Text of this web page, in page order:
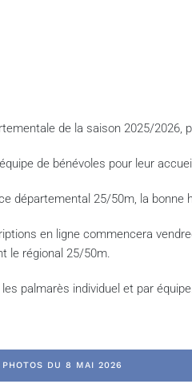
de la saison 2025/
de bénévoles pour leur
départemental 25/50m, la
en ligne commencera
le régional 25/50m.
palmarès individuel et par
PHOTOS DU 8 MAI 2026